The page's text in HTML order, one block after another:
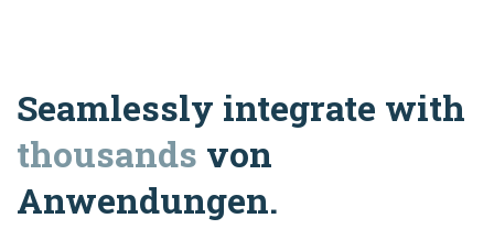
Seamlessly integrate with
thousands von
Anwendungen.